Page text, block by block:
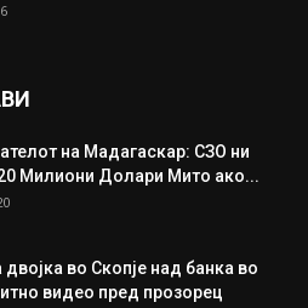
на Мадагаскар: СЗО ни
Милиони Долари Мито ако...
во Скопје над банка во
видео пред прозорец